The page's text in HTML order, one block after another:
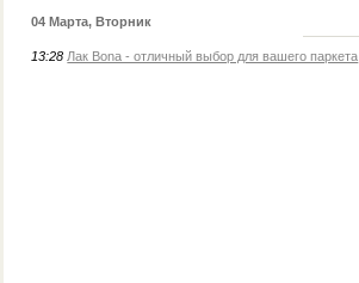
04 Марта, Вторник
13:28 Лак Bona - отличный выбор для вашего паркета